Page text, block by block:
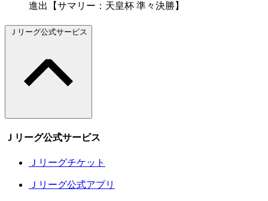
進出【サマリー：天皇杯 準々決勝】
Ｊリーグ公式サービス
Ｊリーグ公式サービス
Ｊリーグチケット
Ｊリーグ公式アプリ